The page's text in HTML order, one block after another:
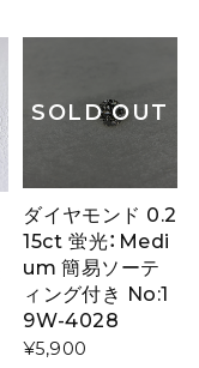
SOLD OUT
ダイヤモンド 0.2
15ct 蛍光：Medi
um 簡易ソーテ
ィング付き No:1
9W-4028
¥5,900